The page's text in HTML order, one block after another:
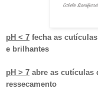
pH < 7 fecha as
e brilhantes
pH > 7 abre as cutículas
ressecamento